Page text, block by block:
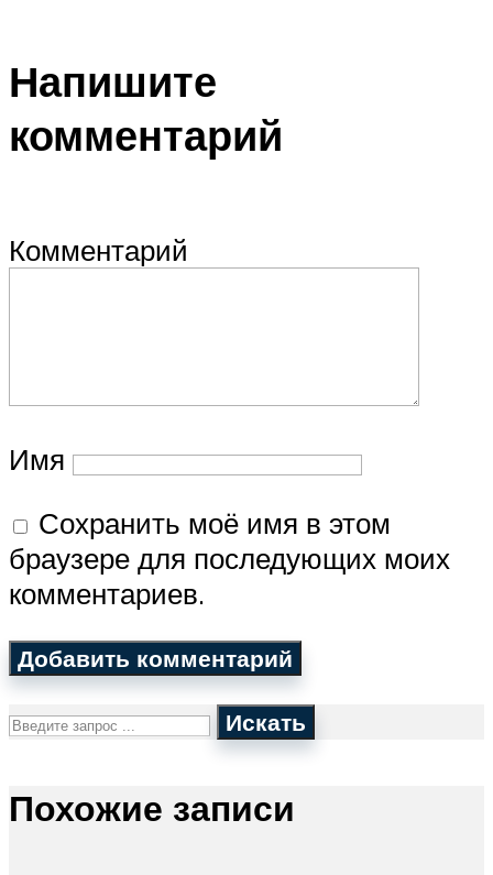
Напишите
комментарий
Комментарий
Имя
Сохранить моё имя в этом
браузере для последующих моих
комментариев.
Искать
Похожие записи